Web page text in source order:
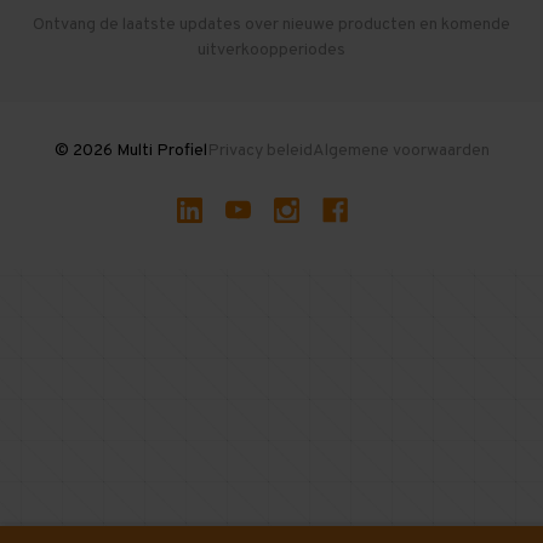
Gebruikte entresolvloeren
Ontvang de laatste updates over nieuwe producten en komende
uitverkoopperiodes
© 2026 Multi ProfielPrivacy beleidAlgemene voorwaarden